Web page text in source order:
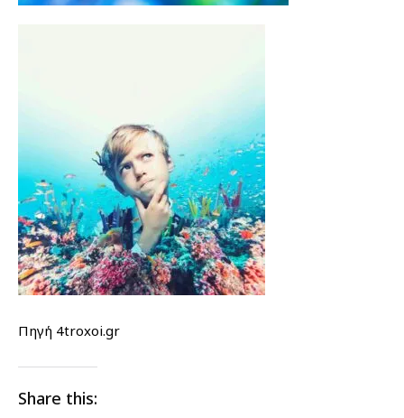
Πηγή 4troxoi.gr
Share this: